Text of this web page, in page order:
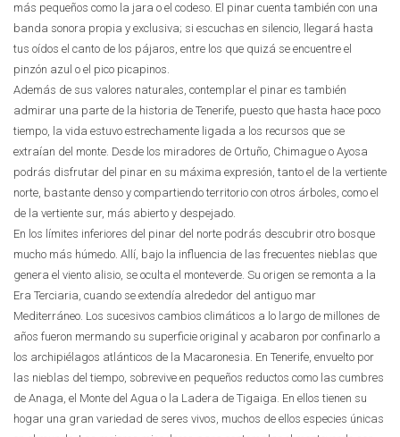
más pequeños como la jara o el codeso. El pinar cuenta también con una
banda sonora propia y exclusiva; si escuchas en silencio, llegará hasta
tus oídos el canto de los pájaros, entre los que quizá se encuentre el
pinzón azul o el pico picapinos.
Además de sus valores naturales, contemplar el pinar es también
admirar una parte de la historia de Tenerife, puesto que hasta hace poco
tiempo, la vida estuvo estrechamente ligada a los recursos que se
extraían del monte. Desde los miradores de Ortuño, Chimague o Ayosa
podrás disfrutar del pinar en su máxima expresión, tanto el de la vertiente
norte, bastante denso y compartiendo territorio con otros árboles, como el
de la vertiente sur, más abierto y despejado.
En los límites inferiores del pinar del norte podrás descubrir otro bosque
mucho más húmedo. Allí, bajo la influencia de las frecuentes nieblas que
genera el viento alisio, se oculta el monteverde. Su origen se remonta a la
Era Terciaria, cuando se extendía alrededor del antiguo mar
Mediterráneo. Los sucesivos cambios climáticos a lo largo de millones de
años fueron mermando su superficie original y acabaron por confinarlo a
los archipiélagos atlánticos de la Macaronesia. En Tenerife, envuelto por
las nieblas del tiempo, sobrevive en pequeños reductos como las cumbres
de Anaga, el Monte del Agua o la Ladera de Tigaiga. En ellos tienen su
hogar una gran variedad de seres vivos, muchos de ellos especies únicas